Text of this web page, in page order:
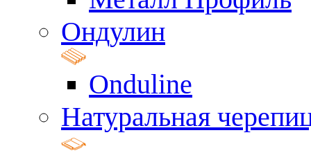
Ондулин
Onduline
Натуральная